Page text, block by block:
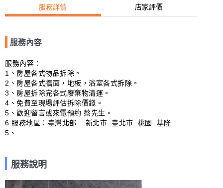
服務詳情 店家評價
服務內容
服務內容：
1、房屋各式物品拆除。
2、房屋各式牆面，地板，浴室各式拆除。
3、房屋拆除完各式廢棄物清運。
4、免費至現場評估拆除價錢。
5、歡迎留言或來電預約 蔡先生。
6.服務地區：臺灣北部    新北市  臺北市  桃園  基隆
5、
服務說明